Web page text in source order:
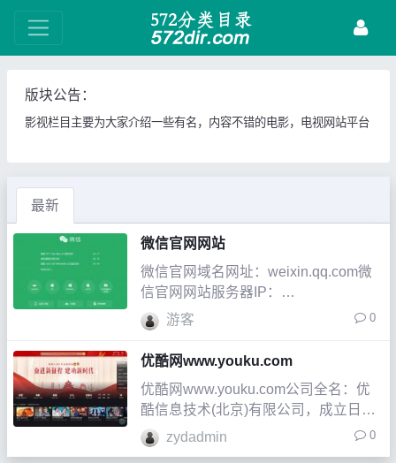
版块公告：
影视栏目主要为大家介绍一些有名，内容不错的电影，电视网站平台
最新
微信官网网站
微信官网域名网址：weixin.qq.com微
信官网网站服务器IP：
101.227.132.126微信官网网站收录信
息网站介绍：微信（WeChat） 是腾讯
公司于2011年1月21日推出的一个为智
能终端提供即时通讯服务的免费应用程
序 [1]
游客 0
优酷网www.youku.com
优酷网www.youku.com公司全名：优
酷信息技术(北京)有限公司，成立日
期：成立于2006年2月24日，注册地
址：北京市海淀区海淀东三街2号7层
zydadmin 0